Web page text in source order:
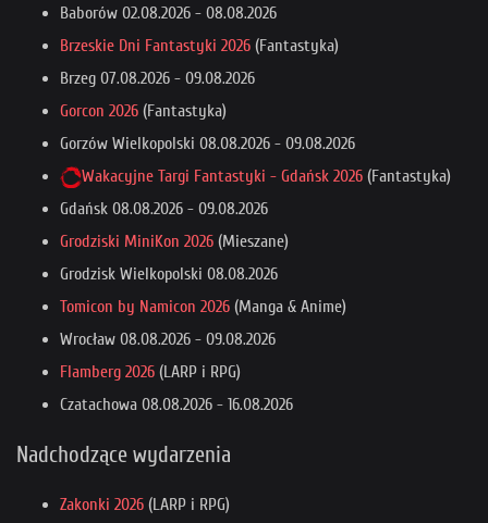
Baborów 02.08.2026 - 08.08.2026
Brzeskie Dni Fantastyki 2026 (Fantastyka)
Brzeg 07.08.2026 - 09.08.2026
Gorcon 2026 (Fantastyka)
Gorzów Wielkopolski 08.08.2026 - 09.08.2026
Wakacyjne Targi Fantastyki - Gdańsk 2026 (Fantastyka)
Gdańsk 08.08.2026 - 09.08.2026
Grodziski MiniKon 2026 (Mieszane)
Grodzisk Wielkopolski 08.08.2026
Tomicon by Namicon 2026 (Manga & Anime)
Wrocław 08.08.2026 - 09.08.2026
Flamberg 2026 (LARP i RPG)
Czatachowa 08.08.2026 - 16.08.2026
Nadchodzące wydarzenia
Zakonki 2026 (LARP i RPG)